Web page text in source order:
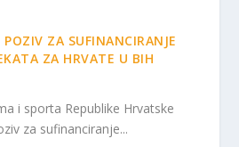
ZA SUFINANCIRANJE
ZA HRVATE U BIH
i sporta Republike Hrvatske
za sufinanciranje...